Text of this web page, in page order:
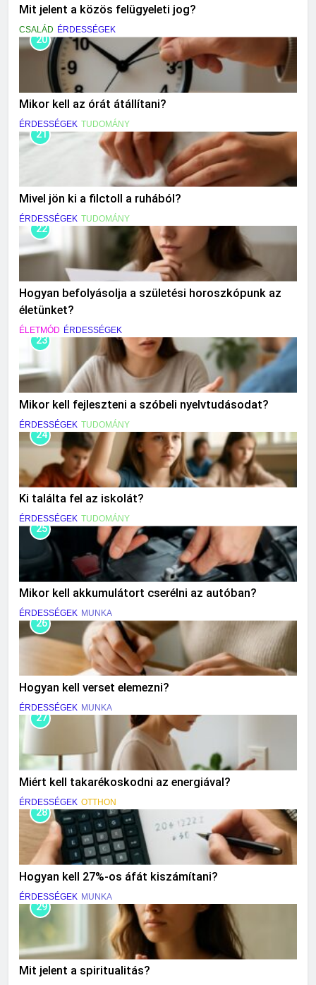
Mit jelent a közös felügyeleti jog?
CSALÁD ÉRDESSÉGEK
20
Mikor kell az órát átállítani?
ÉRDESSÉGEK TUDOMÁNY
21
Mivel jön ki a filctoll a ruhából?
ÉRDESSÉGEK TUDOMÁNY
22
Hogyan befolyásolja a születési horoszkópunk az
életünket?
ÉLETMÓD ÉRDESSÉGEK
23
Mikor kell fejleszteni a szóbeli nyelvtudásodat?
ÉRDESSÉGEK TUDOMÁNY
24
Ki találta fel az iskolát?
ÉRDESSÉGEK TUDOMÁNY
25
Mikor kell akkumulátort cserélni az autóban?
ÉRDESSÉGEK MUNKA
26
Hogyan kell verset elemezni?
ÉRDESSÉGEK MUNKA
27
Miért kell takarékoskodni az energiával?
ÉRDESSÉGEK OTTHON
28
Hogyan kell 27%-os áfát kiszámítani?
ÉRDESSÉGEK MUNKA
29
Mit jelent a spiritualitás?